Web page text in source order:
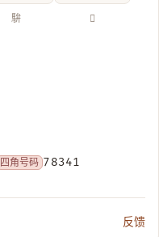
䮁 𨵸
四角号码 78341
反馈